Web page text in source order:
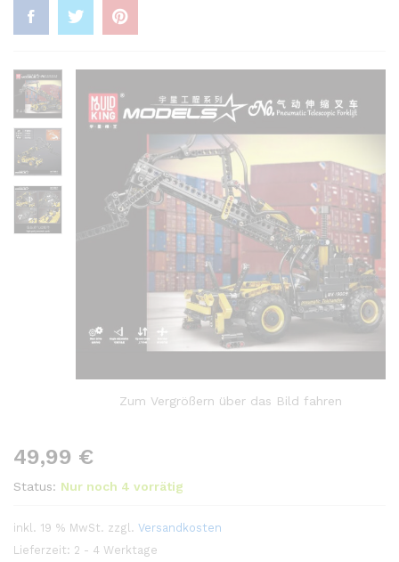
Zum Vergrößern über das Bild fahren
49,99 €
Status: Nur noch 4 vorrätig
inkl. 19 % MwSt. zzgl. Versandkosten
Lieferzeit: 2 - 4 Werktage